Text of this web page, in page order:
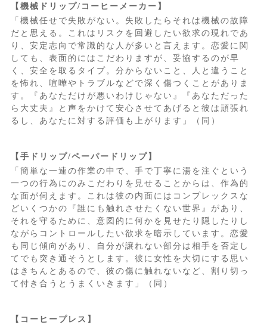
【機械ドリップ/コーヒーメーカー】
「機械任せで失敗がない。失敗したらそれは機械の故障
だと思える。これはリスクを回避したい欲求の現れであ
り、安定志向で常識的な人が多いと言えます。恋愛に関
しても、表面的にはこだわりますが、妥協するのが早
く、安全を取るタイプ。分からないこと、人と違うこと
を怖れ、喧嘩やトラブルなどで深く傷つくことがありま
す。『あなただけが悪いわけじゃない』『あなただった
ら大丈夫』と声をかけて安心させてあげると彼は頑張れ
るし、あなたに対する評価も上がります」（同）
【手ドリップ/ペーパードリップ】
「簡単な一連の作業の中で、手で丁寧に湯を注ぐという
一つの行為にのみこだわりを見せることからは、作為的
な面が伺えます。これは彼の内面にはコンプレックスな
どいくつかの『誰にも触れさせたくない世界』があり、
それを守るために、意図的に何かを見せたり隠したりし
ながらコントロールしたい欲求を暗示しています。恋愛
も同じ傾向があり、自分が譲れない部分は相手を否定し
てでも突き通そうとします。彼に女性を大切にする思い
はきちんとあるので、彼の傷に触れないなど、割り切っ
て付き合うとうまくいきます」（同）
【コーヒープレス】